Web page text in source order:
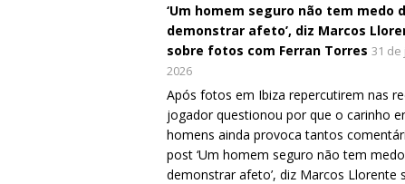
‘Um homem seguro não tem medo
demonstrar afeto’, diz Marcos
sobre fotos com Ferran Torres 31 de
2026
Após fotos em Ibiza repercutirem nas
jogador questionou por que o carinho
homens ainda provoca tantos
post ‘Um homem seguro não tem
demonstrar afeto’, diz Marcos Llorente